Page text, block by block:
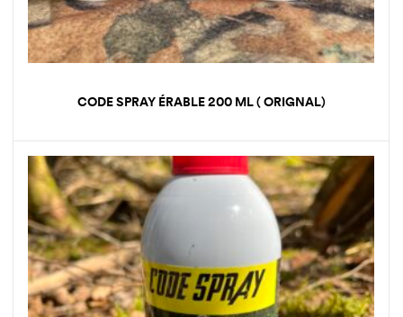
CODE SPRAY ÉRABLE 200 ML ( ORIGNAL)